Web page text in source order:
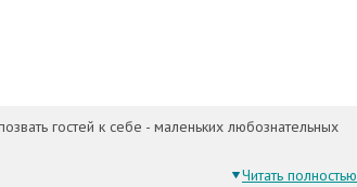
гостей к себе - маленьких любознательных
Читать полностью